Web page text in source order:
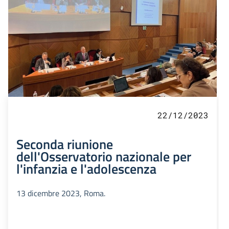
22/12/2023
Seconda riunione
dell'Osservatorio nazionale per
l'infanzia e l'adolescenza
13 dicembre 2023, Roma.